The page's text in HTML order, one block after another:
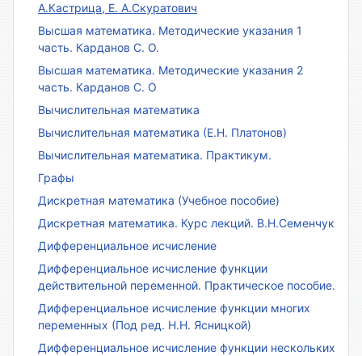
А.Кастрица, Е. А.Скуратович
Высшая математика. Методические указания 1
часть. Карданов С. О.
Высшая математика. Методические указания 2
часть. Карданов С. О
Вычислительная математика
Вычислительная математика (Е.Н. Платонов)
Вычислительная математика. Практикум.
Графы
Дискретная математика (Учебное пособие)
Дискретная математика. Курс лекций. В.Н.Семенчук
Дифференциальное исчисление
Дифференциальное исчисление функции
действительной переменной. Практическое пособие.
Дифференциальное исчисление функции многих
переменных (Под ред. Н.Н. Ясницкой)
Дифференциальное исчисление функции нескольких